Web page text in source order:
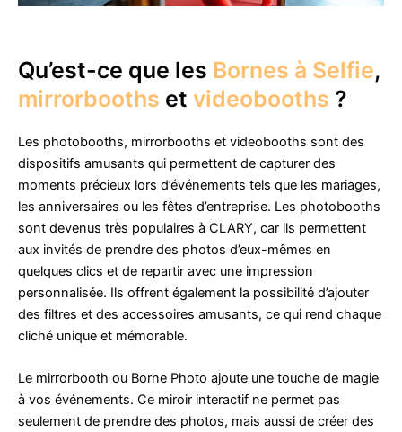
Qu’est-ce que les Bornes à Selfie,
mirrorbooths et videobooths ?
Les photobooths, mirrorbooths et videobooths sont des
dispositifs amusants qui permettent de capturer des
moments précieux lors d’événements tels que les mariages,
les anniversaires ou les fêtes d’entreprise. Les photobooths
sont devenus très populaires à CLARY, car ils permettent
aux invités de prendre des photos d’eux-mêmes en
quelques clics et de repartir avec une impression
personnalisée. Ils offrent également la possibilité d’ajouter
des filtres et des accessoires amusants, ce qui rend chaque
cliché unique et mémorable.
Le mirrorbooth ou Borne Photo ajoute une touche de magie
à vos événements. Ce miroir interactif ne permet pas
seulement de prendre des photos, mais aussi de créer des